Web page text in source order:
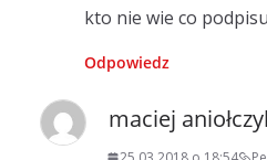
kto nie wie co
Odpowiedz
maciej